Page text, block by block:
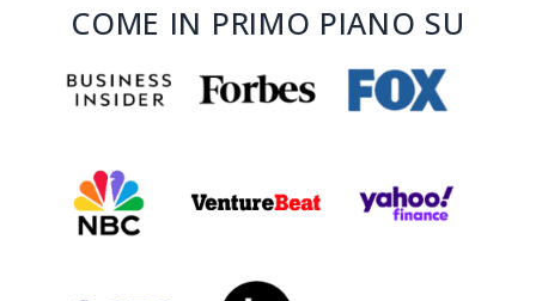
COME IN PRIMO PIANO SU